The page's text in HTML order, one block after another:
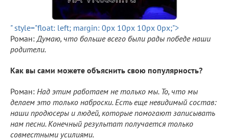
" style="float: left; margin: 0px 10px 10px 0px;">
Роман:Думаю, что больше всего были рады победе наши
родители.
Как вы сами можете объяснить свою популярность?
Роман: Над этим работаем не только мы. То, что мы
делаем это только наброски. Есть еще невидимый состав:
наши продюсеры и людей, которые помогают записывать
нам песни. Конечный результат получается только
совместными усилиями.